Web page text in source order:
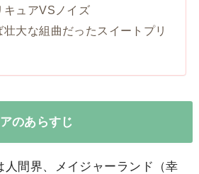
キュアVSノイズ
大な組曲だったスイートプリ
のあらすじ
人間界、メイジャーランド（幸